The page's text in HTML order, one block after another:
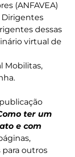
(ANFAVEA)
Dirigentes
dessas
virtual de
Mobilitas,
ter um
e com
outros